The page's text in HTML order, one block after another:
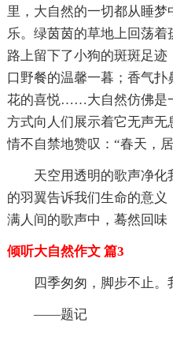
里，大自然的一切都从睡
乐。绿茵茵的草地上回荡
路上留下了小狗的斑斑足
口野餐的温馨一暮；香气
花的喜悦……大自然仿佛是
方式向人们展示着它无声
情不自禁地赞叹：“春天，
天空用透明的歌声净
的羽翼告诉我们生命的意
满人间的歌声中，蓦然回味
倾听大自然作文 篇3
四季匆匆，脚步不止。
——题记